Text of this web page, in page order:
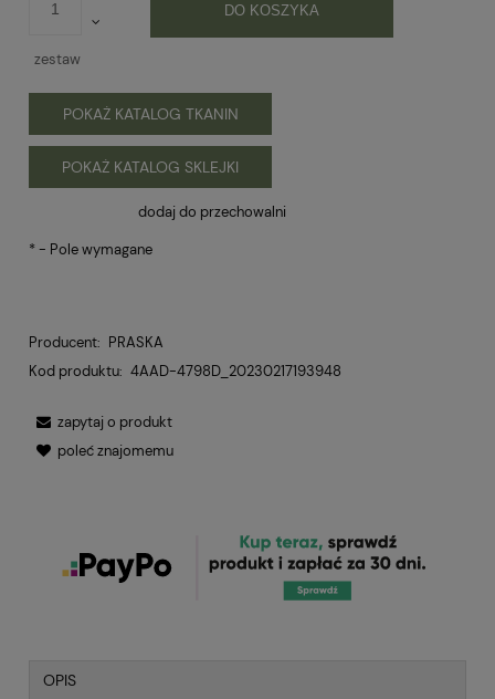
zestaw
DO KOSZYKA
POKAŻ KATALOG TKANIN
POKAŻ KATALOG SKLEJKI
dodaj do przechowalni
*- Pole wymagane
Producent: PRASKA
Kod produktu: 4AAD-4798D_20230217193948
zapytaj o produkt
poleć znajomemu
OPIS